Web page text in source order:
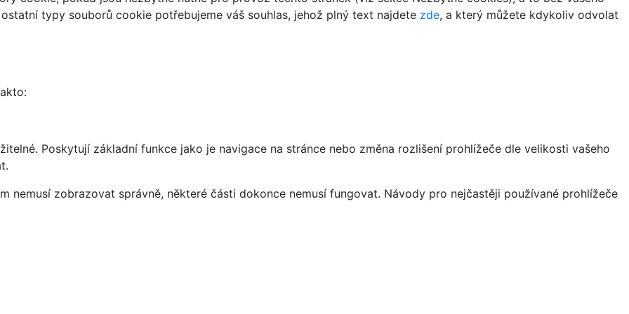
typy souborů cookie potřebujeme váš souhlas, jehož plný text najdete zde, a který můžete kdykoliv odvolat
Poskytují základní funkce jako je navigace na stránce nebo změna rozlišení prohlížeče dle velikosti vašeho
nemusí zobrazovat správně, některé části dokonce nemusí fungovat. Návody pro nejčastěji používané prohlížeče